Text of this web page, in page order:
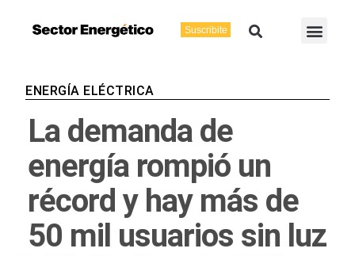
Suscribite Buscar
ENERGÍA ELÉCTRICA
La demanda de
energía rompió un
récord y hay más de
50 mil usuarios sin luz